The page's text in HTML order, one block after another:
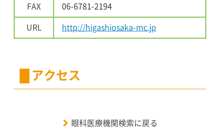
FAX 06-6781-2194
URL http://higashiosaka-mc.jp
アクセス
眼科医療機関検索に戻る